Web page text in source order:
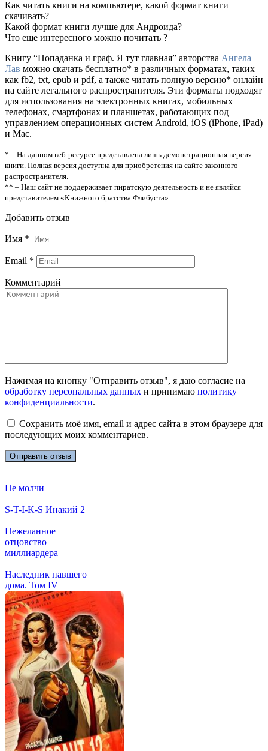
Как читать книги на компьютере, какой формат книги
скачивать?
Какой формат книги лучше для Андроида?
Что еще интересного можно почитать ?
Книгу “Попаданка и граф. Я тут главная” авторства Ангела
Лав можно скачать бесплатно* в различных форматах, таких
как fb2, txt, epub и pdf, а также читать полную версию* онлайн
на сайте легального распространителя. Эти форматы подходят
для использования на электронных книгах, мобильных
телефонах, смартфонах и планшетах, работающих под
управлением операционных систем Android, iOS (iPhone, iPad)
и Mac.
* – На данном веб-ресурсе представлена лишь демонстрационная версия
книги. Полная версия доступна для приобретения на сайте законного
распространителя.
** – Наш сайт не поддерживает пиратскую деятельность и не являйся
представителем «Книжного братства Флибуста»
Добавить отзыв
Имя *
Email *
Комментарий
Нажимая на кнопку "Отправить отзыв", я даю согласие на
обработку персональных данных и принимаю политику
конфиденциальности.
Сохранить моё имя, email и адрес сайта в этом браузере для
последующих моих комментариев.
Не молчи
S-T-I-K-S Инакий 2
Нежеланное
отцовство
миллиардера
Наследник павшего
дома. Том IV